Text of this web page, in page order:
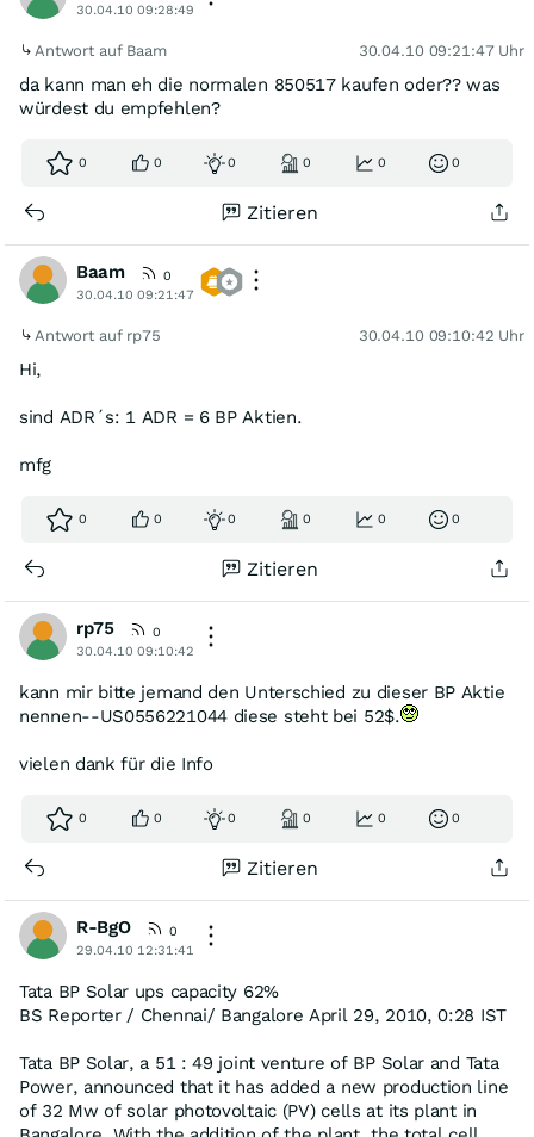
30.04.10 09:28:49
Antwort auf Baam 30.04.10 09:21:47 Uhr
da kann man eh die normalen 850517 kaufen oder?? was
würdest du empfehlen?
0 0 0 0 0 0
Zitieren
Baam
0
30.04.10 09:21:47
Antwort auf rp75 30.04.10 09:10:42 Uhr
Hi,
sind ADR´s: 1 ADR = 6 BP Aktien.
mfg
0 0 0 0 0 0
Zitieren
rp75
0
30.04.10 09:10:42
kann mir bitte jemand den Unterschied zu dieser BP Aktie
nennen--US0556221044 diese steht bei 52$.
vielen dank für die Info
0 0 0 0 0 0
Zitieren
R-BgO
0
29.04.10 12:31:41
Tata BP Solar ups capacity 62%
BS Reporter / Chennai/ Bangalore April 29, 2010, 0:28 IST
Tata BP Solar, a 51 : 49 joint venture of BP Solar and Tata
Power, announced that it has added a new production line
of 32 Mw of solar photovoltaic (PV) cells at its plant in